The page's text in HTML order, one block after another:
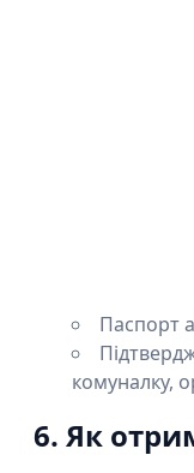
Паспорт
комуналку,
6. Як